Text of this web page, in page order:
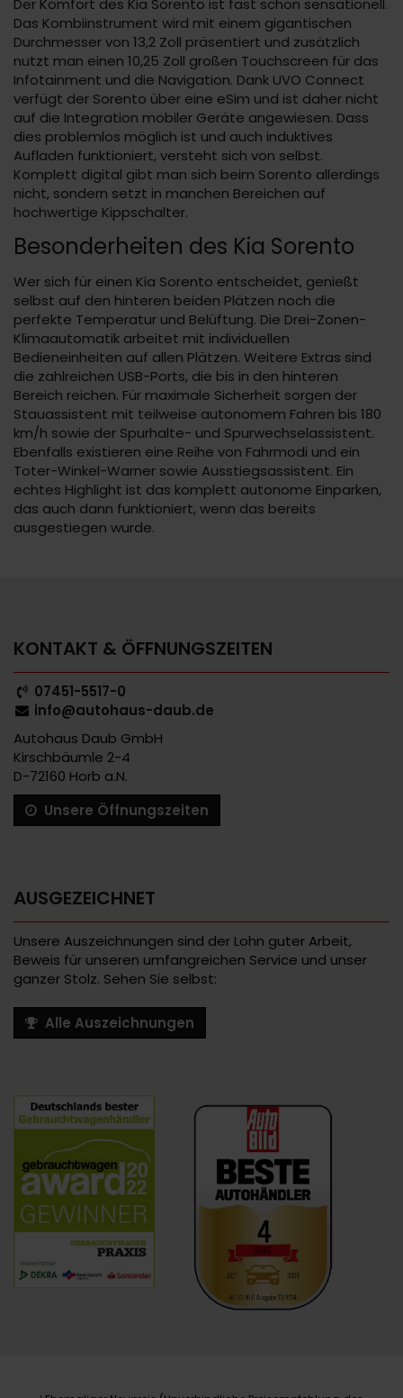
Das Kombiinstrument wird mit einem gigantischen
Durchmesser von 13,2 Zoll präsentiert und zusätzlich
nutzt man einen 10,25 Zoll großen Touchscreen für das
Infotainment und die Navigation. Dank UVO Connect
verfügt der Sorento über eine eSim und ist daher nicht
auf die Integration mobiler Geräte angewiesen. Dass
dies problemlos möglich ist und auch induktives
Aufladen funktioniert, versteht sich von selbst.
Komplett digital gibt man sich beim Sorento allerdings
nicht, sondern setzt in manchen Bereichen auf
hochwertige Kippschalter.
Besonderheiten des Kia Sorento
Wer sich für einen Kia Sorento entscheidet, genießt
selbst auf den hinteren beiden Plätzen noch die
perfekte Temperatur und Belüftung. Die Drei-Zonen-
Klimaautomatik arbeitet mit individuellen
Bedieneinheiten auf allen Plätzen. Weitere Extras sind
die zahlreichen USB-Ports, die bis in den hinteren
Bereich reichen. Für maximale Sicherheit sorgen der
Stauassistent mit teilweise autonomem Fahren bis 180
km/h sowie der Spurhalte- und Spurwechselassistent.
Ebenfalls existieren eine Reihe von Fahrmodi und ein
Toter-Winkel-Warner sowie Ausstiegsassistent. Ein
echtes Highlight ist das komplett autonome Einparken,
das auch dann funktioniert, wenn das bereits
ausgestiegen wurde.
KONTAKT & ÖFFNUNGSZEITEN
07451-5517-0
info@autohaus-daub.de
Autohaus Daub GmbH
Kirschbäumle 2-4
D-72160 Horb a.N.
Unsere Öffnungszeiten
AUSGEZEICHNET
Unsere Auszeichnungen sind der Lohn guter Arbeit,
Beweis für unseren umfangreichen Service und unser
ganzer Stolz. Sehen Sie selbst:
Alle Auszeichnungen